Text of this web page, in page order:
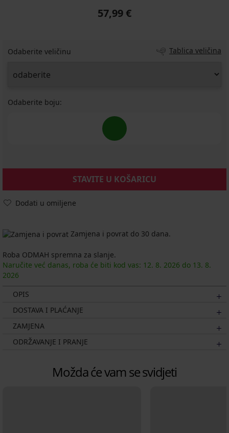
57,99 €
Odaberite veličinu Tablica veličina
Odaberite boju:
STAVITE U KOŠARICU
Dodati u omiljene
Zamjena i povrat do 30 dana.
Roba ODMAH spremna za slanje.
Naručite već danas, roba će biti kod vas: 12. 8. 2026 do 13. 8.
2026
OPIS
DOSTAVA I PLAĆANJE
ZAMJENA
ODRŽAVANJE I PRANJE
Možda će vam se svidjeti